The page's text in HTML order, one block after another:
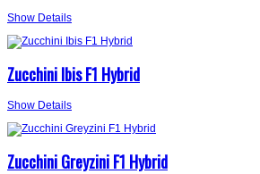
Show Details
Zucchini Ibis F1 Hybrid
Show Details
Zucchini Greyzini F1 Hybrid